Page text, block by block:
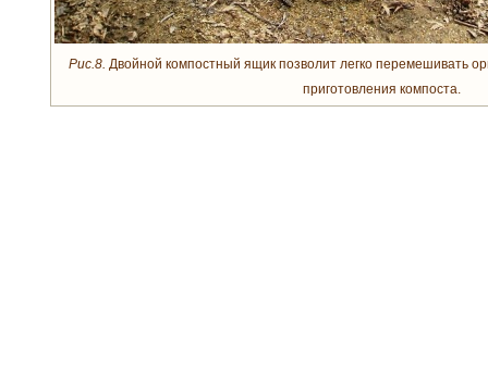
Рис.8. Двойной компостный ящик позволит легко перемешивать
приготовления компоста.